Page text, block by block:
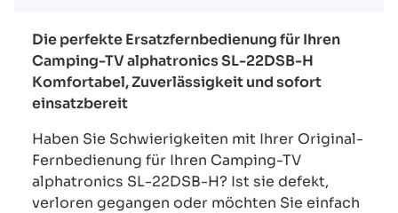
Die perfekte Ersatzfernbedienung für Ihren
Camping-TV alphatronics SL-22DSB-H
Komfortabel, Zuverlässigkeit und sofort
einsatzbereit
Haben Sie Schwierigkeiten mit Ihrer Original-
Fernbedienung für Ihren Camping-TV
alphatronics SL-22DSB-H? Ist sie defekt,
verloren gegangen oder möchten Sie einfach